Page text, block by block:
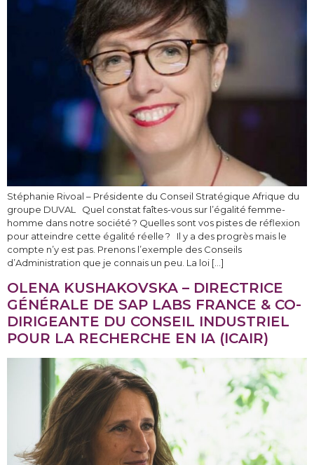
Stéphanie Rivoal – Présidente du Conseil Stratégique Afrique du
groupe DUVAL Quel constat faîtes-vous sur l’égalité femme-
homme dans notre société ? Quelles sont vos pistes de réflexion
pour atteindre cette égalité réelle ? Il y a des progrès mais le
compte n’y est pas. Prenons l’exemple des Conseils
d’Administration que je connais un peu. La loi […]
OLENA KUSHAKOVSKA – DIRECTRICE
GÉNÉRALE DE SAP LABS FRANCE & CO-
DIRIGEANTE DU CONSEIL INDUSTRIEL
POUR LA RECHERCHE EN IA (ICAIR)